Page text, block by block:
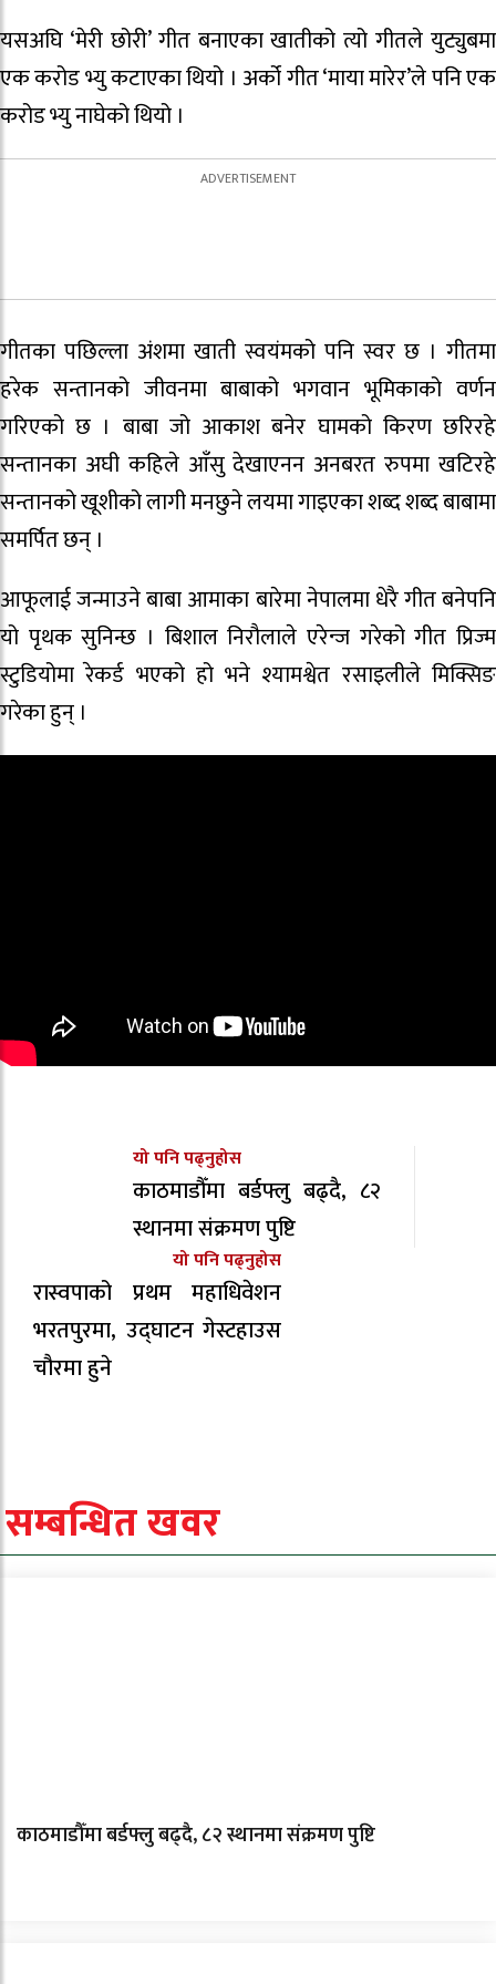
यसअघि ‘मेरी छोरी’ गीत बनाएका खातीको त्यो गीतले युट्युबमा
एक करोड भ्यु कटाएका थियो । अर्को गीत ‘माया मारेर’ले पनि एक
करोड भ्यु नाघेको थियो ।
गीतका पछिल्ला अंशमा खाती स्वयंमको पनि स्वर छ । गीतमा
हरेक सन्तानको जीवनमा बाबाको भगवान भूमिकाको वर्णन
गरिएको छ । बाबा जो आकाश बनेर घामको किरण छरिरहे
सन्तानका अघी कहिले आँसु देखाएनन अनबरत रुपमा खटिरहे
सन्तानको खूशीको लागी मनछुने लयमा गाइएका शब्द शब्द बाबामा
समर्पित छन् ।
आफूलाई जन्माउने बाबा आमाका बारेमा नेपालमा धेरै गीत बनेपनि
यो पृथक सुनिन्छ । बिशाल निरौलाले एरेन्ज गरेको गीत प्रिज्म
स्टुडियोमा रेकर्ड भएको हो भने श्यामश्वेत रसाइलीले मिक्सिङ
गरेका हुन् ।
यो पनि पढ्नुहोस
काठमाडौँमा बर्डफ्लु बढ्दै, ८२
स्थानमा संक्रमण पुष्टि
यो पनि पढ्नुहोस
रास्वपाको प्रथम महाधिवेशन
भरतपुरमा, उद्घाटन गेस्टहाउस
चौरमा हुने
सम्बन्धित खवर
काठमाडौँमा बर्डफ्लु बढ्दै, ८२ स्थानमा संक्रमण पुष्टि